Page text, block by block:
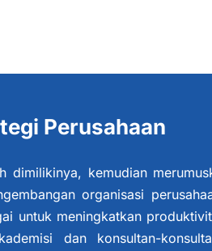
Perusahaan
kemudian
organisasi
untuk meningkatkan
dan konsultan-